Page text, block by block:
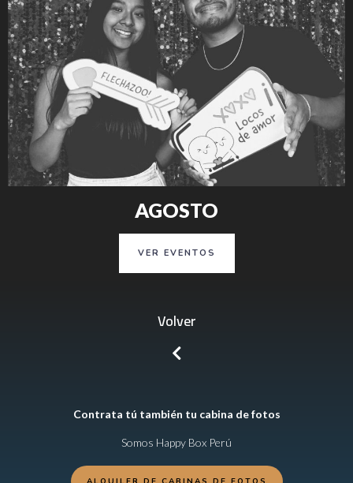
AGOSTO
VER EVENTOS
Volver
Contrata tú también tu cabina de fotos
Somos Happy Box Perú